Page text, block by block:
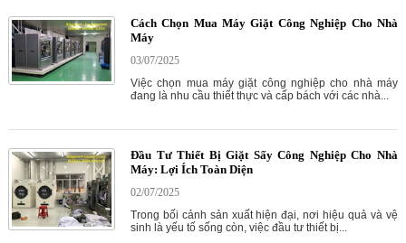
Cách Chọn Mua Máy Giặt Công Nghiệp Cho Nhà
Máy
03/07/2025
Việc chọn mua máy giặt công nghiệp cho nhà máy
đang là nhu cầu thiết thực và cấp bách với các nhà...
Đầu Tư Thiết Bị Giặt Sấy Công Nghiệp Cho Nhà
Máy: Lợi Ích Toàn Diện
02/07/2025
Trong bối cảnh sản xuất hiện đại, nơi hiệu quả và vệ
sinh là yếu tố sống còn, việc đầu tư thiết bị...